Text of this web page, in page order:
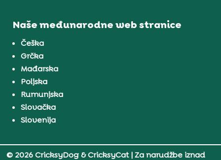
Naše međunarodne web stranice
Češka
Grčka
Mađarska
Poljska
Rumunjska
Slovačka
Slovenija
© 2026 CricksyDog & CricksyCat| Za narudžbe iznad